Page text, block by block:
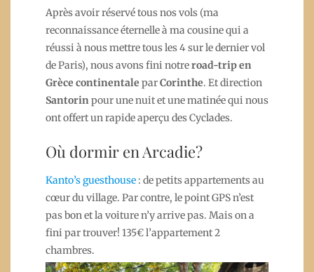
Après avoir réservé tous nos vols (ma
reconnaissance éternelle à ma cousine qui a
réussi à nous mettre tous les 4 sur le dernier vol
de Paris), nous avons fini notreroad-trip en
Grèce continentale parCorinthe. Et direction
Santorinpour une nuit et une matinée qui nous
ont offert un rapide aperçu des Cyclades.
Où dormir en Arcadie?
Kanto’s guesthouse : de petits appartements au
cœur du village. Par contre, le point GPS n’est
pas bon et la voiture n’y arrive pas. Mais on a
fini par trouver! 135€ l’appartement 2
chambres.